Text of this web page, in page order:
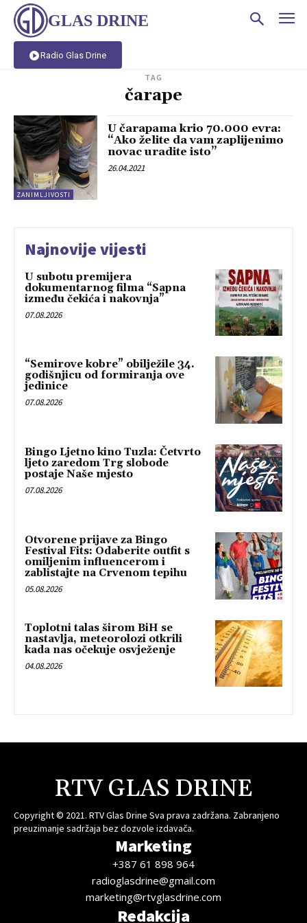
GLAS DRINE
Radio Glas Drine
TAG
čarape
ZANIMLJIVOSTI
U čarapama krio 70.000 evra:
“Ako želite da vam zaplijenimo
novac uradite isto”
26.04.2021
Najnovije vijesti
U subotu premijera
dokumentarnog filma “Sapna
između čekića i nakovnja”
07.08.2026
“Semirove kobre” obilježile 34.
godišnjicu od formiranja ove
jedinice
07.08.2026
Bingo Ljetno kino Tuzla: Četvrto
ljeto zaredom Trg slobode
postaje Naše mjesto
07.08.2026
Otvorene prijave za Bingo
Festival Fits: Odaberite outfit s
omiljenim influencerom i
zablistajte na Crvenom tepihu
05.08.2026
Toplotni talas širom BiH se
nastavlja, meteorolozi otkrili
kada nas očekuje osvježenje
04.08.2026
RTV GLAS DRINE
Copyright © 2021. RTV Glas Drine Sva prava zadržana. Zabranjeno
preuzimanje sadržaja bez dozvole izdavača.
Marketing
+387 61 898 964
radioglasdrine@gmail.com
marketing@rtvglasdrine.com
Redakcija